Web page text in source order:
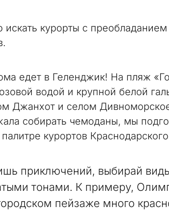
искать курорты с преобладанием
едет в Геленджик! На пляж
водой и крупной белой
Джанхот и селом
собирать чемоданы, мы
курортов
приключений, выбирай
тонами. К примеру,
пейзаже много